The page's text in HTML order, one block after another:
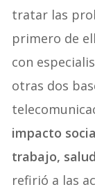
tratar las
primero de
con
otras dos
impacto
trabajo,
refirió a las